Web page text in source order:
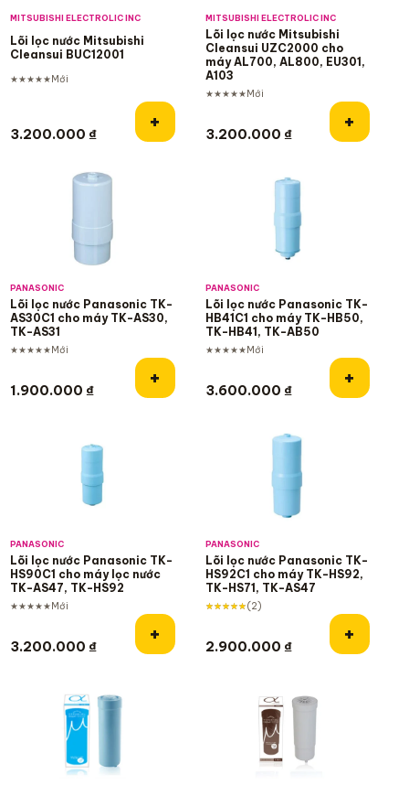
MITSUBISHI ELECTROLIC INC
Lõi lọc nước Mitsubishi
Cleansui BUC12001
★★★★★Mới
3.200.000 ₫ +
Thêm vào giỏ hàng
MITSUBISHI ELECTROLIC INC
Lõi lọc nước Mitsubishi
Cleansui UZC2000 cho
máy AL700, AL800, EU301,
A103
★★★★★Mới
3.200.000 ₫ +
Thêm
PANASONIC
Lõi lọc nước Panasonic TK-
AS30C1 cho máy TK-AS30,
TK-AS31
★★★★★Mới
1.900.000 ₫ +
Thêm vào giỏ hàng
PANASONIC
Lõi lọc nước Panasonic TK-
HB41C1 cho máy TK-HB50,
TK-HB41, TK-AB50
★★★★★Mới
3.600.000 ₫ +
Thêm
PANASONIC
Lõi lọc nước Panasonic TK-
HS90C1 cho máy lọc nước
TK-AS47, TK-HS92
★★★★★Mới
3.200.000 ₫ +
Thêm vào giỏ hàng
PANASONIC
Lõi lọc nước Panasonic TK-
HS92C1 cho máy TK-HS92,
TK-HS71, TK-AS47
★★★★★(2)
2.900.000 ₫ +
Thêm